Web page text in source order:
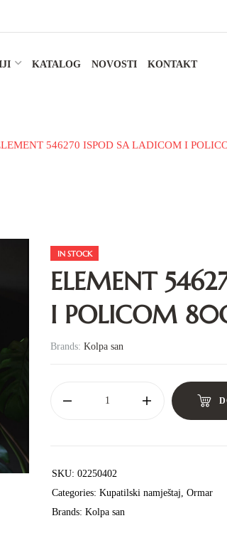
KATALOG NOVOSTI KONTAKT
546270 ISPOD SA LADICOM I
IN STOCK
ELEMENT
I POLICOM
Brands: Kolpa san
SKU: 02250402
Categories: Kupatilski namještaj, Ormar
Brands: Kolpa san